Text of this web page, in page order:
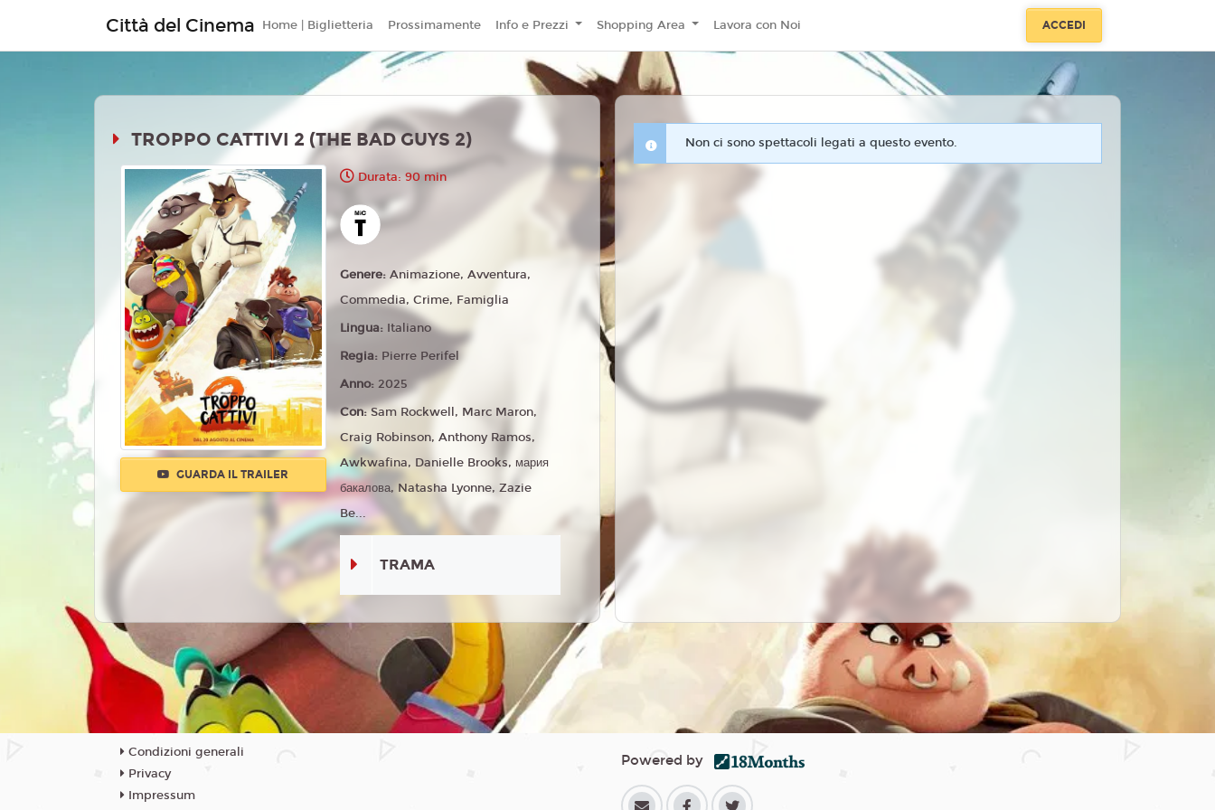
Città del Cinema Home | Biglietteria Prossimamente Info e Prezzi Shopping Area Lavora con Noi ACCEDI
TROPPO CATTIVI 2 (THE BAD GUYS 2)
GUARDA IL TRAILER
Durata: 90 min
Genere:Animazione, Avventura,
Commedia, Crime, Famiglia
Lingua: Italiano
Regia: Pierre Perifel
Anno:2025
Con:Sam Rockwell, Marc Maron,
Craig Robinson, Anthony Ramos,
Awkwafina, Danielle Brooks, мария
бакалова, Natasha Lyonne, Zazie
Be...
TRAMA
Non ci sono spettacoli legati a questo evento.
Condizioni generali
Privacy
Impressum
Powered by